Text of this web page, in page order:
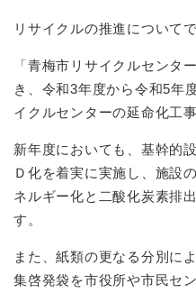
リサイクルの推進について
「青梅市リサイクルセンタ
き、令和3年度から令和5年
イクルセンターの延命化工
新年度においても、基幹的
Ｄ化を着実に実施し、施設
ネルギー化と二酸化炭素排
す。
また、紙類の更なる分別に
集啓発袋を市役所や市民セ